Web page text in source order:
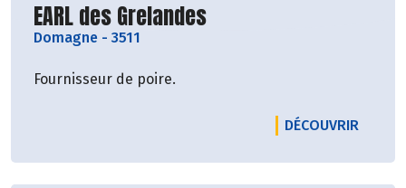
Découvrir le producteur
EARL des Grelandes
Domagne - 3511
Fournisseur de poire.
DÉCOUVRIR